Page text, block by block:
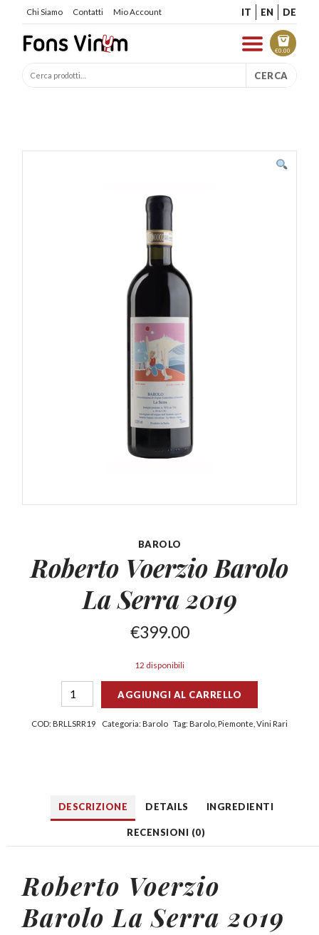
Chi Siamo Contatti Mio Account IT EN DE
€0.00
CERCA
BAROLO
Roberto Voerzio Barolo
La Serra 2019
€399.00
12 disponibili
AGGIUNGI AL CARRELLO
COD: BRLLSRR19 Categoria: Barolo Tag: Barolo Piemonte Vini Rari
DESCRIZIONE DETAILS INGREDIENTI
RECENSIONI (0)
Roberto Voerzio
Barolo La Serra 2019